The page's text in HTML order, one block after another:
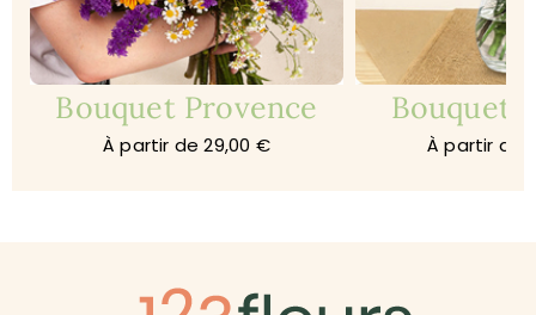
Bouquet Provence
À partir de 29,00 €
Bouquet
À partir de